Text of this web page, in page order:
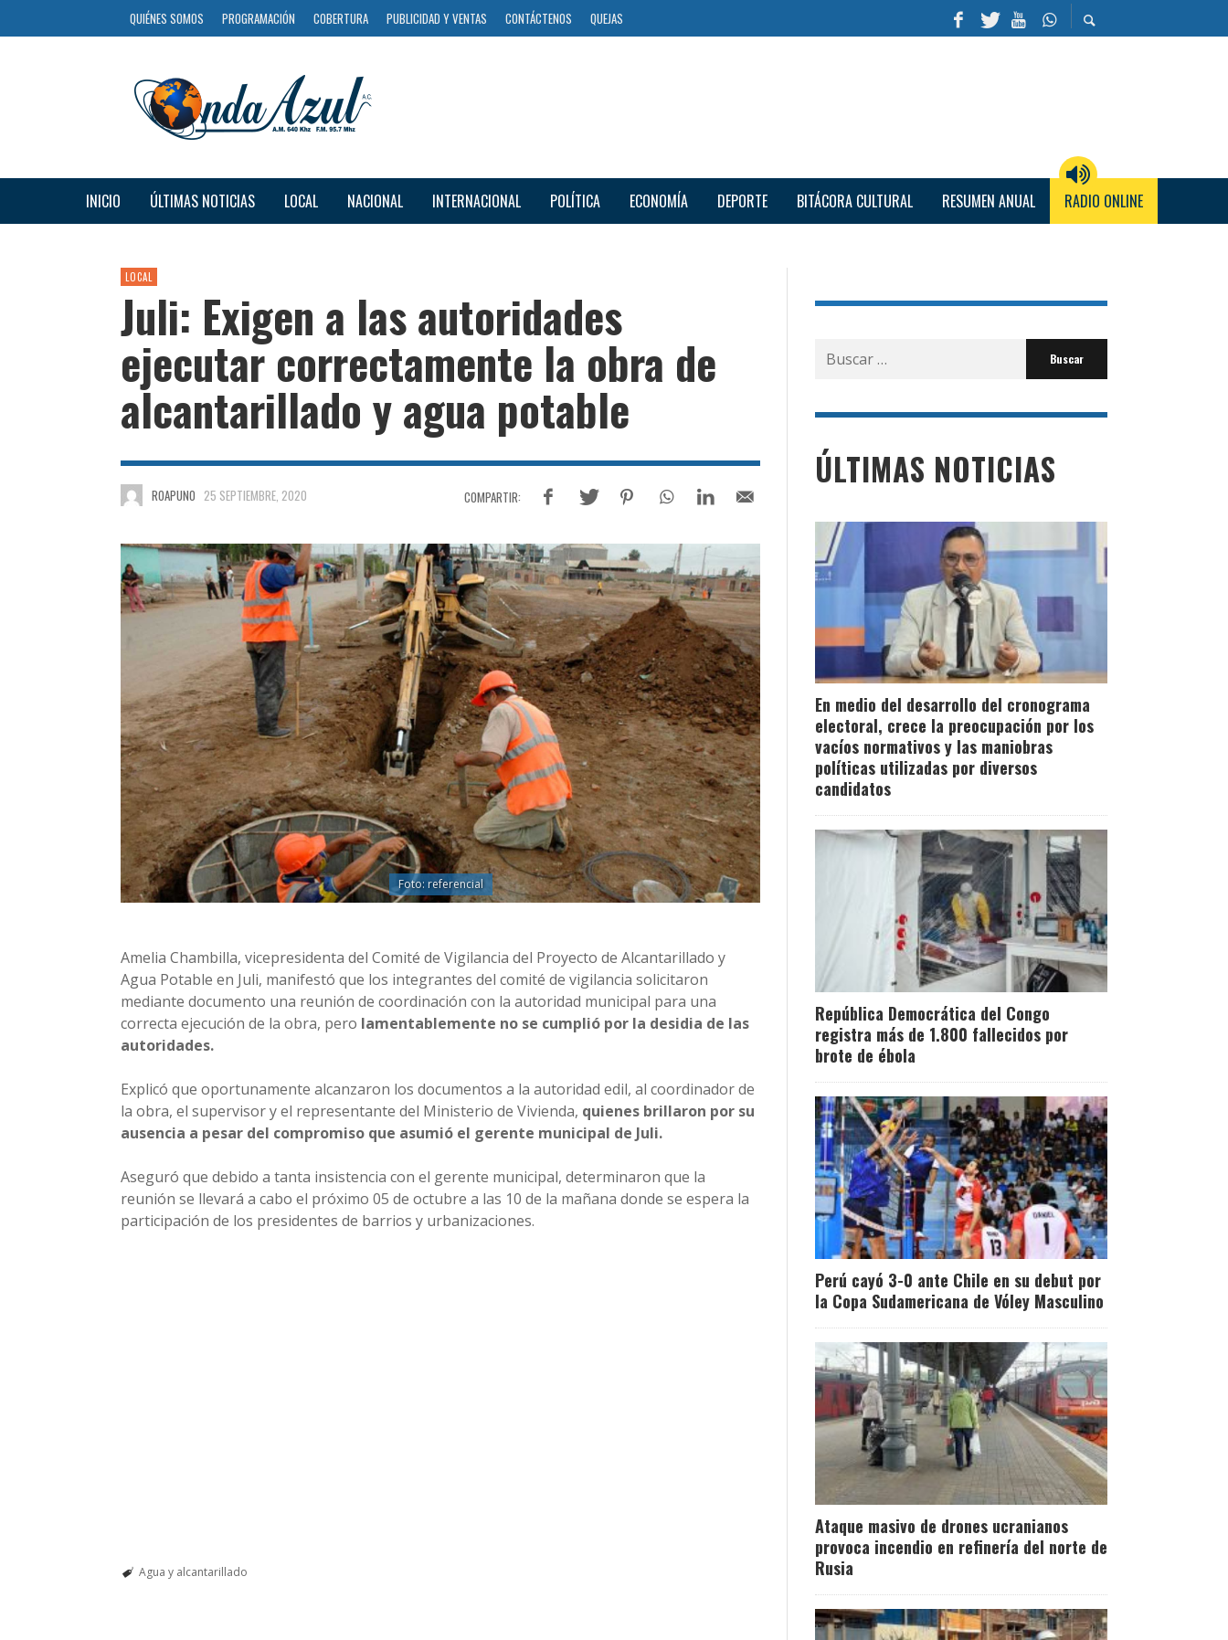
QUIÉNES SOMOS PROGRAMACIÓN COBERTURA PUBLICIDAD Y VENTAS CONTÁCTENOS QUEJAS
INICIO ÚLTIMAS NOTICIAS LOCAL NACIONAL INTERNACIONAL POLÍTICA ECONOMÍA DEPORTE BITÁCORA CULTURAL RESUMEN ANUAL RADIO ONLINE
LOCAL
Juli: Exigen a las autoridades
ejecutar correctamente la obra de
alcantarillado y agua potable
ROAPUNO 25 SEPTIEMBRE, 2020
Foto: referencial
Amelia Chambilla, vicepresidenta del Comité de Vigilancia del Proyecto de Alcantarillado y
Agua Potable en Juli, manifestó que los integrantes del comité de vigilancia solicitaron
mediante documento una reunión de coordinación con la autoridad municipal para una
correcta ejecución de la obra, pero lamentablemente no se cumplió por la desidia de las
autoridades.
Explicó que oportunamente alcanzaron los documentos a la autoridad edil, al coordinador de
la obra, el supervisor y el representante del Ministerio de Vivienda, quienes brillaron por su
ausencia a pesar del compromiso que asumió el gerente municipal de Juli.
Aseguró que debido a tanta insistencia con el gerente municipal, determinaron que la
reunión se llevará a cabo el próximo 05 de octubre a las 10 de la mañana donde se espera la
participación de los presidentes de barrios y urbanizaciones.
Agua y alcantarillado
Buscar
por:
ÚLTIMAS NOTICIAS
En medio del desarrollo del cronograma
electoral, crece la preocupación por los
vacíos normativos y las maniobras
políticas utilizadas por diversos
candidatos
República Democrática del Congo
registra más de 1.800 fallecidos por
brote de ébola
Perú cayó 3-0 ante Chile en su debut por
la Copa Sudamericana de Vóley Masculino
Ataque masivo de drones ucranianos
provoca incendio en refinería del norte de
Rusia